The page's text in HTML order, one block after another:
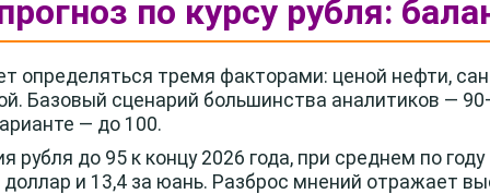
по курсу рубля:
определяться тремя факторами: ценой нефти,
Базовый сценарий большинства аналитиков —
— до 100.
рубля до 95 к концу 2026 года, при среднем по
доллар и 13,4 за юань. Разброс мнений отражает